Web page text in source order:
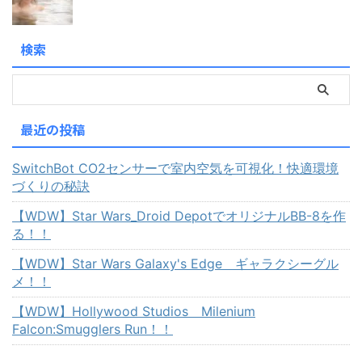
検索
最近の投稿
SwitchBot CO2センサーで室内空気を可視化！快適環境
づくりの秘訣
【WDW】Star Wars_Droid DepotでオリジナルBB-8を作
る！！
【WDW】Star Wars Galaxy's Edge ギャラクシーグル
メ！！
【WDW】Hollywood Studios Milenium
Falcon:Smugglers Run！！